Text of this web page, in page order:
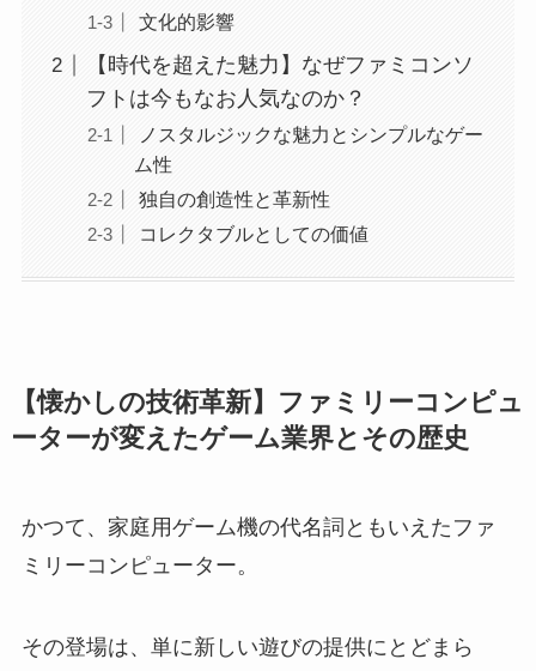
文化的影響
【時代を超えた魅力】なぜファミコンソ
フトは今もなお人気なのか？
ノスタルジックな魅力とシンプルなゲー
ム性
独自の創造性と革新性
コレクタブルとしての価値
【懐かしの技術革新】ファミリーコンピュ
ーターが変えたゲーム業界とその歴史
かつて、家庭用ゲーム機の代名詞ともいえたファ
ミリーコンピューター。
その登場は、単に新しい遊びの提供にとどまら